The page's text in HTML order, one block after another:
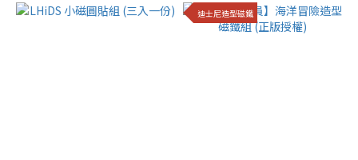
迪士尼造型磁鐵